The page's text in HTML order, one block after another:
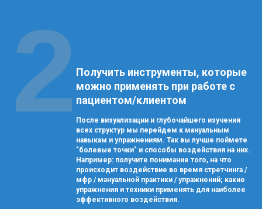
Получить инструменты, которые
можно применять при работе с
пациентом/клиентом
После визуализации и глубочайшего изучения
всех структур мы перейдем к мануальным
навыкам и упражнениям. Так вы лучше поймете
"болевые точки" и способы воздействия на них.
Например: получите понимание того, на что
происходит воздействие во время стретчинга /
мфр / мануальной практики / упражнений; какие
упражнения и техники применять для наиболее
эффективного воздействия.
2